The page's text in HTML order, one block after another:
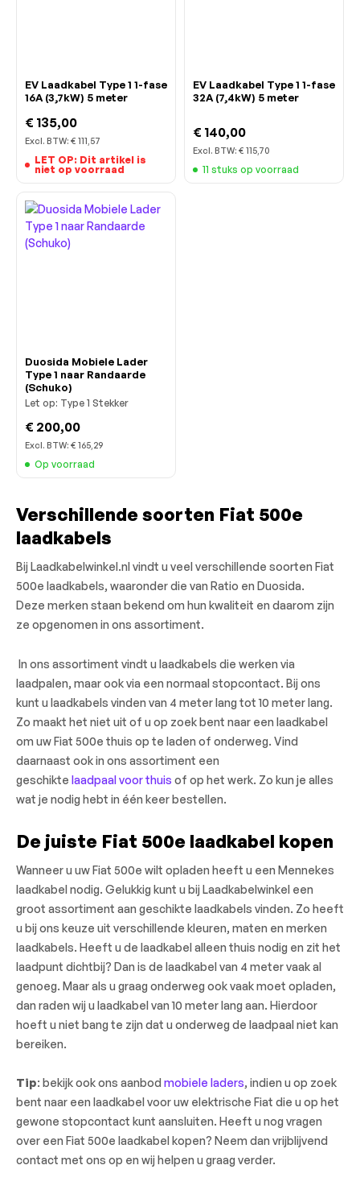
EV Laadkabel Type 1 1-fase
16A (3,7kW) 5 meter
€ 135,00
Excl. BTW: € 111,57
LET OP: Dit artikel is
niet op voorraad
EV Laadkabel Type 1 1-fase
32A (7,4kW) 5 meter
€ 140,00
Excl. BTW: € 115,70
11 stuks op voorraad
Duosida Mobiele Lader
Type 1 naar Randaarde
(Schuko)
Let op: Type 1 Stekker
€ 200,00
Excl. BTW: € 165,29
Op voorraad
Verschillende soorten Fiat 500e
laadkabels
Bij Laadkabelwinkel.nl vindt u veel verschillende soorten Fiat
500e laadkabels, waaronder die van Ratio en Duosida.
Deze merken staan bekend om hun kwaliteit en daarom zijn
ze opgenomen in ons assortiment.
In ons assortiment vindt u laadkabels die werken via
laadpalen, maar ook via een normaal stopcontact. Bij ons
kunt u laadkabels vinden van 4 meter lang tot 10 meter lang.
Zo maakt het niet uit of u op zoek bent naar een laadkabel
om uw Fiat 500e thuis op te laden of onderweg. Vind
daarnaast ook in ons assortiment een
geschikte laadpaal voor thuis of op het werk. Zo kun je alles
wat je nodig hebt in één keer bestellen.
De juiste Fiat 500e laadkabel kopen
Wanneer u uw Fiat 500e wilt opladen heeft u een Mennekes
laadkabel nodig. Gelukkig kunt u bij Laadkabelwinkel een
groot assortiment aan geschikte laadkabels vinden. Zo heeft
u bij ons keuze uit verschillende kleuren, maten en merken
laadkabels. Heeft u de laadkabel alleen thuis nodig en zit het
laadpunt dichtbij? Dan is de laadkabel van 4 meter vaak al
genoeg. Maar als u graag onderweg ook vaak moet opladen,
dan raden wij u laadkabel van 10 meter lang aan. Hierdoor
hoeft u niet bang te zijn dat u onderweg de laadpaal niet kan
bereiken.
Tip: bekijk ook ons aanbod mobiele laders, indien u op zoek
bent naar een laadkabel voor uw elektrische Fiat die u op het
gewone stopcontact kunt aansluiten. Heeft u nog vragen
over een Fiat 500e laadkabel kopen? Neem dan vrijblijvend
contact met ons op en wij helpen u graag verder.